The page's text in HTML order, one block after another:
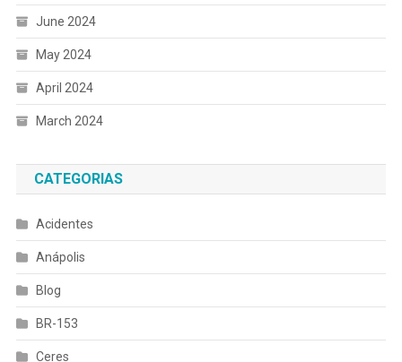
June 2024
May 2024
April 2024
March 2024
CATEGORIAS
Acidentes
Anápolis
Blog
BR-153
Ceres